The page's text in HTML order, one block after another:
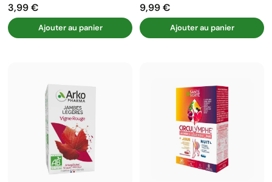
Prix
3,99 €
Ajouter au panier
Prix
9,99 €
Ajouter au panier